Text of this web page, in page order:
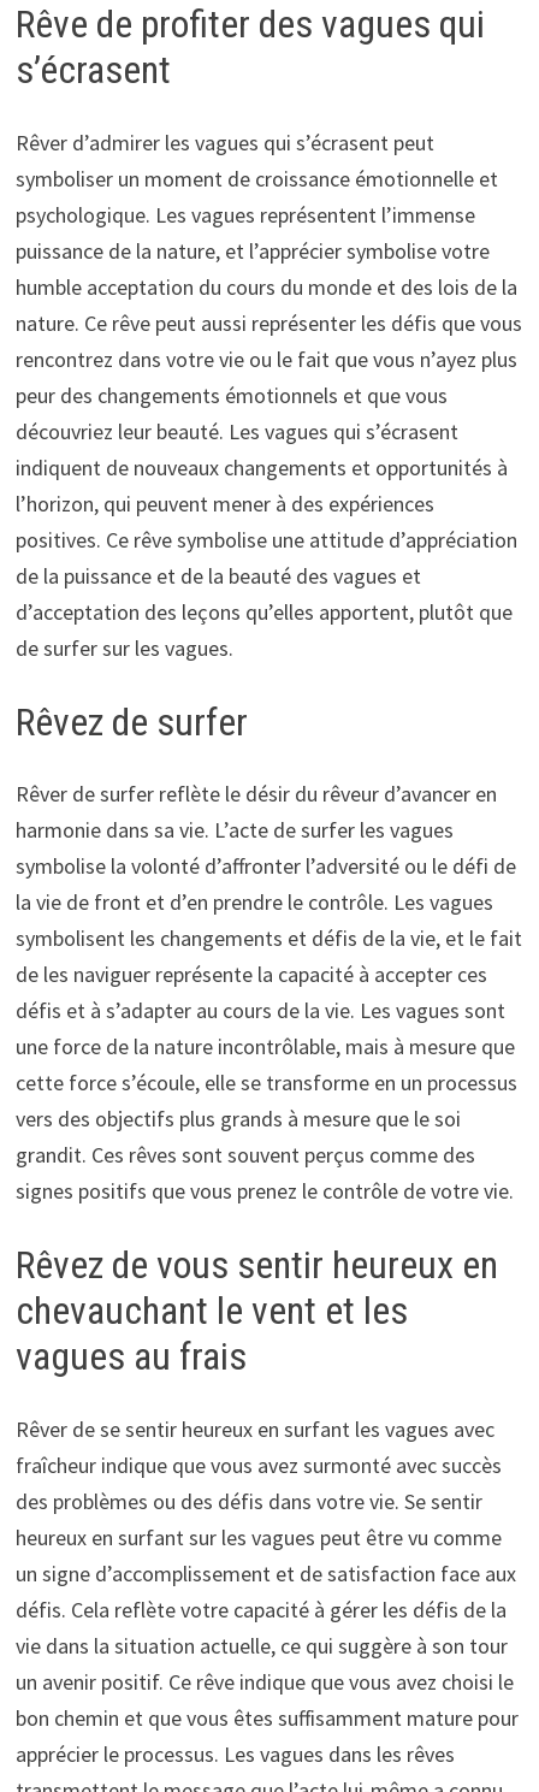
Rêve de profiter des vagues qui
s’écrasent
Rêver d’admirer les vagues qui s’écrasent peut
symboliser un moment de croissance émotionnelle et
psychologique. Les vagues représentent l’immense
puissance de la nature, et l’apprécier symbolise votre
humble acceptation du cours du monde et des lois de la
nature. Ce rêve peut aussi représenter les défis que vous
rencontrez dans votre vie ou le fait que vous n’ayez plus
peur des changements émotionnels et que vous
découvriez leur beauté. Les vagues qui s’écrasent
indiquent de nouveaux changements et opportunités à
l’horizon, qui peuvent mener à des expériences
positives. Ce rêve symbolise une attitude d’appréciation
de la puissance et de la beauté des vagues et
d’acceptation des leçons qu’elles apportent, plutôt que
de surfer sur les vagues.
Rêvez de surfer
Rêver de surfer reflète le désir du rêveur d’avancer en
harmonie dans sa vie. L’acte de surfer les vagues
symbolise la volonté d’affronter l’adversité ou le défi de
la vie de front et d’en prendre le contrôle. Les vagues
symbolisent les changements et défis de la vie, et le fait
de les naviguer représente la capacité à accepter ces
défis et à s’adapter au cours de la vie. Les vagues sont
une force de la nature incontrôlable, mais à mesure que
cette force s’écoule, elle se transforme en un processus
vers des objectifs plus grands à mesure que le soi
grandit. Ces rêves sont souvent perçus comme des
signes positifs que vous prenez le contrôle de votre vie.
Rêvez de vous sentir heureux en
chevauchant le vent et les
vagues au frais
Rêver de se sentir heureux en surfant les vagues avec
fraîcheur indique que vous avez surmonté avec succès
des problèmes ou des défis dans votre vie. Se sentir
heureux en surfant sur les vagues peut être vu comme
un signe d’accomplissement et de satisfaction face aux
défis. Cela reflète votre capacité à gérer les défis de la
vie dans la situation actuelle, ce qui suggère à son tour
un avenir positif. Ce rêve indique que vous avez choisi le
bon chemin et que vous êtes suffisamment mature pour
apprécier le processus. Les vagues dans les rêves